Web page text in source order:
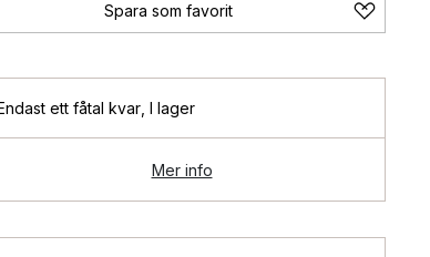
Spara som favorit
ett fåtal kvar I lager
Mer info